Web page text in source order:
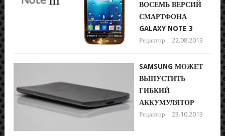
ВОСЕМЬ ВЕРСИЙ
СМАРТФОНА
GALAXY NOTE 3
Редактор 22.08.2013
SAMSUNG МОЖЕТ
ВЫПУСТИТЬ
ГИБКИЙ
АККУМУЛЯТОР
Редактор 23.10.2013